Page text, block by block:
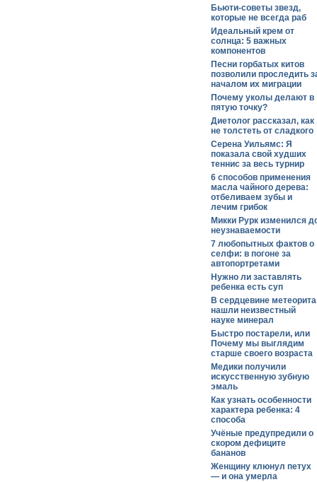
Бьюти-советы звезд,
которые не всегда раб
Идеальный крем от
солнца: 5 важных
компонентов
Песни горбатых китов
позволили проследить
началом их миграции
Почему уколы делают в
пятую точку?
Диетолог рассказал, как
не толстеть от сладкого
Серена Уильямс: Я
показала свой худших
теннис за весь турнир
6 способов применения
масла чайного дерева:
отбеливаем зубы и
лечим грибок
Микки Рурк изменился
неузнаваемости
7 любопытных фактов о
селфи: в погоне за
автопортретами
Нужно ли заставлять
ребенка есть суп
В сердцевине метеорита
нашли неизвестный
науке минерал
Быстро постарели, или
Почему мы выглядим
старше своего возраста
Медики получили
искусственную зубную
эмаль
Как узнать особенности
характера ребенка: 4
способа
Учёные предупредили о
скором дефиците
бананов
Женщину клюнул петух
— и она умерла